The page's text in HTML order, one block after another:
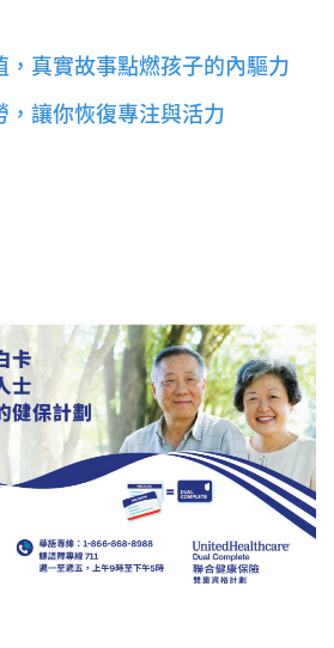
真實故事點燃孩子的內驅力
讓你恢復專注與活力